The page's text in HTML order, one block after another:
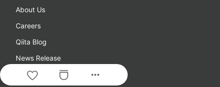
more_horiz
About Us
Careers
Qiita Blog
News Release